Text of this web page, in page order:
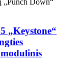
„Keystone“